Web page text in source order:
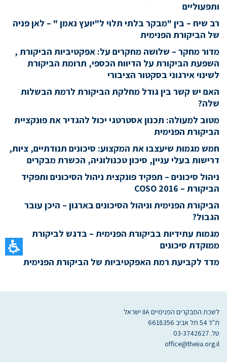
ותפעוליים
רב שיח – בין "מבקר בלתי תלוי ל"יועץ נאמן " – לאן פניה
של הביקורת הפנימית
מדור מחקר – שלושה מחקרים על: אפקטיביות הביקורת ,
השפעת הביקורת על הדיווח הכספי, תרומת הביקורת
לשינוי אירגוני בסקטור הציבורי
האם יש קשר בין גודל מחלקת הביקורת לרמת הבשלות
שלה?
מטוב למעולה: תכנון אסטרטגי יכול להגדיר את פונקציית
הביקורת הפנימית
חמש מגמות שיעצבו את המקצוע: סיכונים תנודתיים, ציות,
דרישות בעלי עניין, סיכון טכנולוגיה, הכשרת מבקרים
ניהול סיכונים – תפקיד פונקצית ניהול הסיכונים ותפקיד
הביקורת – COSO 2016
הביקורת הפנימית וניהול הסיכונים בארגון – היכן עובר
הגבול?
מגמות עתידיות בביקורת הפנימית – בדגש לביקורת
ממוקדת סיכונים
מדד לקביעת רמת האפקטיביות של הביקורת הפנימית
לשכת המבקרים הפנימיים IIA ישראל
ת"ד 54 תל אביב 6618356
טל. 03-3742627
office@theiia.org.il